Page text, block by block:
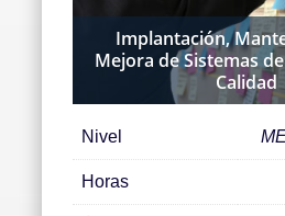
Implantación,
Mejora de Sistemas
Calidad
Nivel
Horas